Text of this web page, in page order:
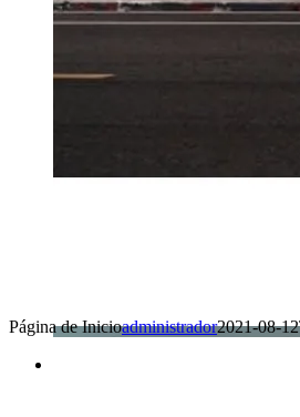
Página de Inicioadministrador2021-08-